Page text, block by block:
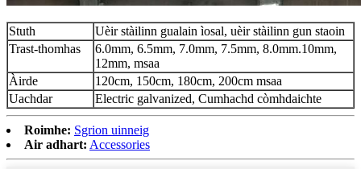
Stuth
Uèir stàilinn gualain ìosal, uèir stàilinn gun staoin
Trast-thomhas
6.0mm, 6.5mm, 7.0mm, 7.5mm, 8.0mm.10mm,
12mm, msaa
Àirde
120cm, 150cm, 180cm, 200cm msaa
Uachdar
Electric galvanized, Cumhachd còmhdaichte
Roimhe: Sgrion uinneig
Air adhart: Accessories